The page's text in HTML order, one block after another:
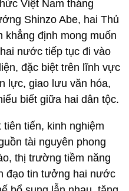
Việt Nam tháng
Shinzo Abe, hai Thủ
định mong muốn
nước tiếp tục đi vào
đặc biệt trên lĩnh vực
lực, giao lưu văn hóa,
biết giữa hai dân tộc.
tiến, kinh nghiệm
tài nguyên phong
thị trường tiềm năng
đạo tin tưởng hai nước